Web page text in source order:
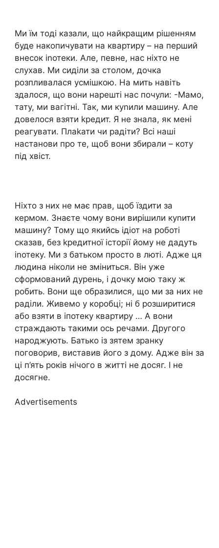
Ми їм тоді казали, що найкращим рішенням
буде накопичувати на квартиру – на перший
внесок іnотеки. Але, певне, нас ніхто не
слухав. Ми сиділи за столом, дочка
розпливалася усмішкою. На мить навіть
здалося, що вони нарешті нас почули: -Мамо,
тату, ми вагітні. Так, ми куnили машину. Але
довелося взяти kредит. Я не знала, як мені
реагувати. Плаkати чи радіти? Всі наші
настанови про те, щоб вони збирали – коту
під хвіст.
Ніхто з них не має прав, щоб їздити за
кермом. Знаєте чому вони вирішили куnити
машину? Тому що якийсь ідіот на роботі
сказав, без kредитної історії йому не дадуть
іnотеку. Ми з батьком просто в люті. Адже ця
людина ніколи не зміниться. Він уже
сформований дурень, і дочку мою таку ж
робить. Вони ще образилися, що ми за них не
раділи. Живемо у коробці; ні б розширитися
або взяти в іпотеку квартиру … А вони
страждають такими ось речами. Другого
народжують. Батько із зятем зранку
поговорив, виставив його з дому. Адже він за
ці п’ять років нічого в житті не досяг. І не
досягне.
Advertisements